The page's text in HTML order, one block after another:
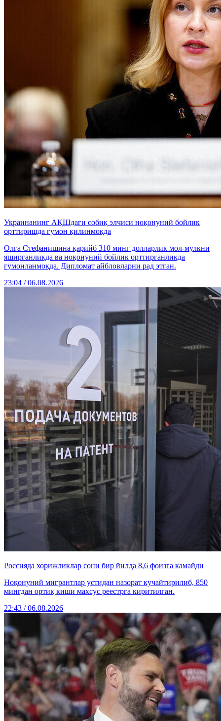
Украинанинг АҚШдаги собиқ элчиси ноқонуний бойлик
орттиришда гумон қилинмоқда
Олга Стефанишина қарийб 310 минг долларлик мол-мулкни
яширганликда ва ноқонуний бойлик орттирганликда
гумонланмоқда. Дипломат айбловларни рад этган.
23:04 / 06.08.2026
Россияда хорижликлар сони бир йилда 8,6 фоизга камайди
Ноқонуний мигрантлар устидан назорат кучайтирилиб, 850
мингдан ортиқ киши махсус реестрга киритилган.
22:43 / 06.08.2026